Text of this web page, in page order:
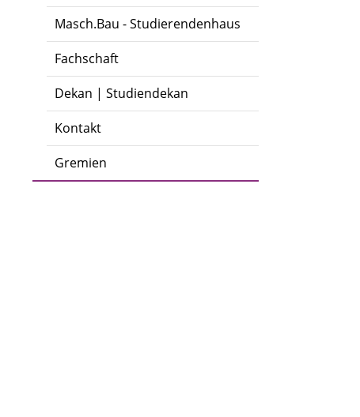
Masch.Bau - Studierendenhaus
Fachschaft
Dekan | Studiendekan
Kontakt
Gremien